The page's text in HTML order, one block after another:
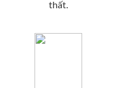
thất.